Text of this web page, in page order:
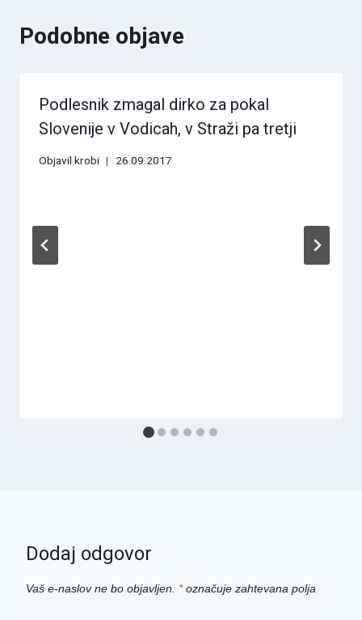
Podobne objave
Podlesnik zmagal dirko za pokal
Slovenije v Vodicah, v Straži pa tretji
Objavil krobi 26.09.2017
Dodaj odgovor
Vaš e-naslov ne bo objavljen. *označuje zahtevana polja